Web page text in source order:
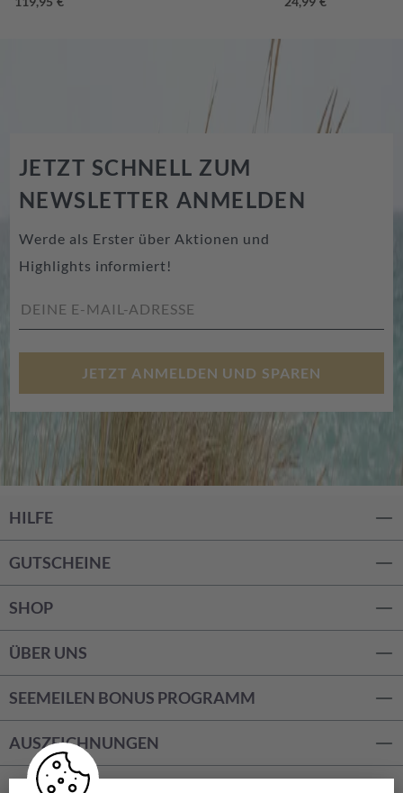
JETZT SCHNELL ZUM
NEWSLETTER ANMELDEN
Werde als Erster über Aktionen und
Highlights informiert!
JETZT ANMELDEN UND SPAREN
HILFE
GUTSCHEINE
SHOP
ÜBER UNS
SEEMEILEN BONUS PROGRAMM
AUSZEICHNUNGEN
ZAHLUNGSARTEN